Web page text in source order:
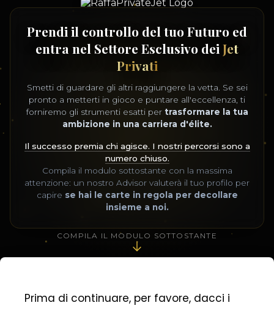
Prendi il controllo del tuo Futuro ed
entra nel Settore Esclusivo dei Jet
Privati
Smetti di guardare gli altri raggiungere la vetta. Se sei
pronto a metterti in gioco e puntare all'eccellenza, ti
forniremo gli strumenti esatti per trasformare la tua
ambizione in una carriera d'élite.
Il successo premia chi agisce. I nostri percorsi sono a
numero chiuso.
Compila il modulo sottostante con la massima
attenzione: un nostro Advisor valuterà il tuo profilo per
capire se hai le carte in regola per decollare
insieme a noi.
COMPILA IL MODULO SOTTOSTANTE
Prima di continuare, per favore, dacci i